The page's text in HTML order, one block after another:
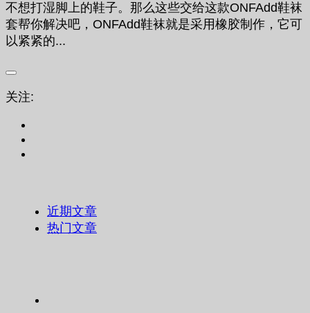
不想打湿脚上的鞋子。那么这些交给这款ONFAdd鞋袜
套帮你解决吧，ONFAdd鞋袜就是采用橡胶制作，它可
以紧紧的...
关注:
近期文章
热门文章